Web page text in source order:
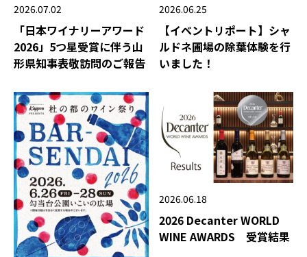
2026.07.02
「日本ワイナリーアワード
2026」5つ星受賞に伴う山
形県知事表敬訪問のご報告
2026.06.25
【イベントリポート】シャ
ルドネ圃場の除葉体験を行
いました！
2026.06.18
2026 Decanter WORLD
WINE AWARDS 受賞結果